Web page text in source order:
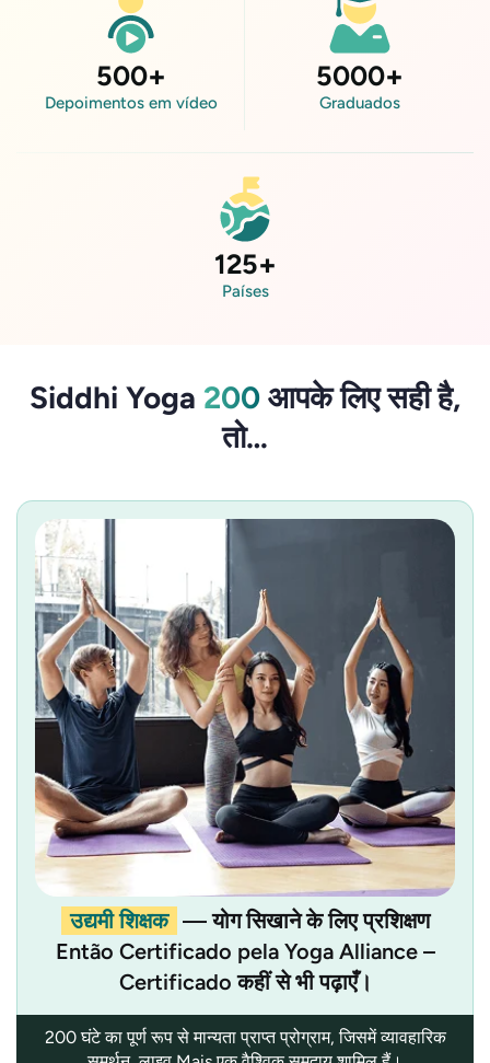
500+
Depoimentos em vídeo
5000+
Graduados
125+
Países
Siddhi Yoga 200 आपके लिए सही है,
तो…
उद्यमी शिक्षक — योग सिखाने के लिए प्रशिक्षण
Então Certificado pela Yoga Alliance –
Certificado कहीं से भी पढ़ाएँ।
200 घंटे का पूर्ण रूप से मान्यता प्राप्त प्रोग्राम, जिसमें व्यावहारिक